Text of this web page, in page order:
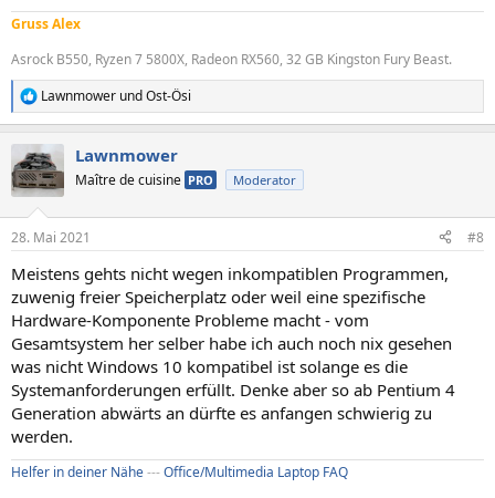
Gruss Alex
Asrock B550, Ryzen 7 5800X, Radeon RX560, 32 GB Kingston Fury Beast.
R
e
k
t
i
e
:
Lawnmower undOst-Ösi
Lawnmower
Maître de cuisine PRO Moderator
28. Mai 2021 #8
Meistens gehts nicht wegen inkompatiblen Programmen,
zuwenig freier Speicherplatz oder weil eine spezifische
Hardware-Komponente Probleme macht - vom
Gesamtsystem her selber habe ich auch noch nix gesehen
was nicht Windows 10 kompatibel ist solange es die
Systemanforderungen erfüllt. Denke aber so ab Pentium 4
Generation abwärts an dürfte es anfangen schwierig zu
werden.
Helfer in deiner Nähe---Office/Multimedia Laptop FAQ